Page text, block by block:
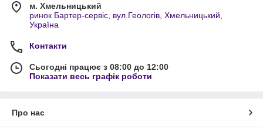
м. Хмельницький
ринок Бартер-сервіс, вул.Геологів, Хмельницький,
Україна
Контакти
Сьогодні працює з 08:00 до 12:00
Показати весь графік роботи
Про нас